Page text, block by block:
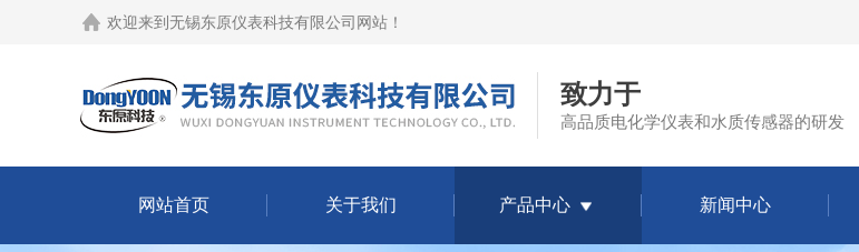
欢迎来到 无锡东原仪表科技有限公司网站 ！
致力于
高品质电化学仪表和水质传感器的研发
网站首页 关于我们 产品中心 新闻中心